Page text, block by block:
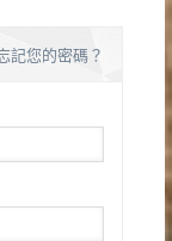
記您的密碼？